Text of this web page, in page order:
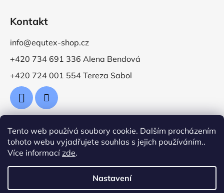
Tento web používá soubory cookie. Dalším procházením
tohoto webu vyjadřujete souhlas s jejich používáním..
Více informacízde.
Nastavení
Kontakt
info@equtex-shop.cz
+420 734 691 336 Alena Bendová
+420 724 001 554 Tereza Sabol
Přijímáme online platby